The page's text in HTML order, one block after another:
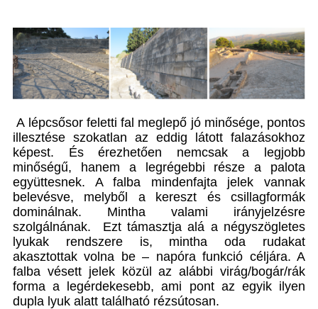
A lépcsősor feletti fal meglepő jó minősége, pontos
illesztése szokatlan az eddig látott falazásokhoz
képest. És érezhetően nemcsak a legjobb
minőségű, hanem a legrégebbi része a palota
együttesnek. A falba mindenfajta jelek vannak
belevésve, melyből a kereszt és csillagformák
dominálnak. Mintha valami irányjelzésre
szolgálnának. Ezt támasztja alá a négyszögletes
lyukak rendszere is, mintha oda rudakat
akasztottak volna be – napóra funkció céljára. A
falba vésett jelek közül az alábbi virág/bogár/rák
forma a legérdekesebb, ami pont az egyik ilyen
dupla lyuk alatt található rézsútosan.